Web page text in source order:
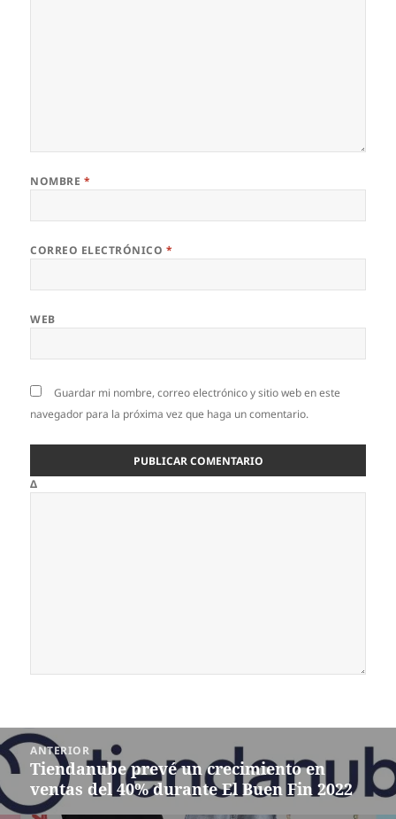
NOMBRE *
CORREO ELECTRÓNICO *
WEB
Guardar mi nombre, correo electrónico y sitio web en este
navegador para la próxima vez que haga un comentario.
Δ
Navegación
de
entradas
ANTERIOR
Entrada
anterior:
Tiendanube prevé un crecimiento en
ventas del 40% durante El Buen Fin 2022